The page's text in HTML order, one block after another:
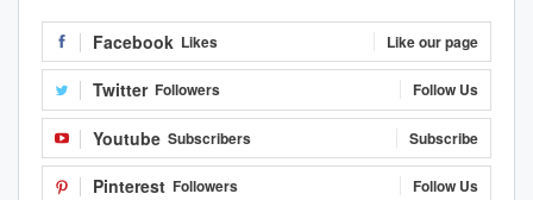
Facebook Likes Like our page
Twitter Followers Follow Us
Youtube Subscribers Subscribe
Pinterest Followers Follow Us